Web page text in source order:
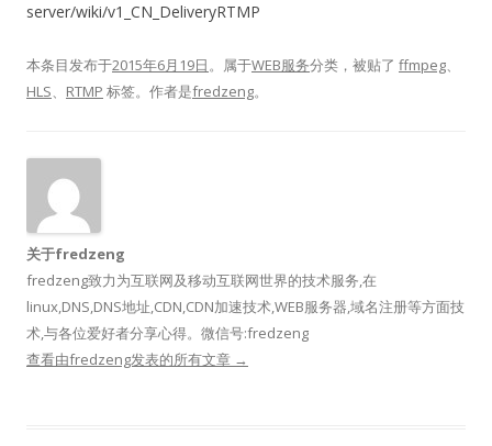
server/wiki/v1_CN_DeliveryRTMP
本条目发布于2015年6月19日。属于WEB服务分类，被贴了 ffmpeg、
HLS、 RTMP 标签。 作者是fredzeng。
关于fredzeng
fredzeng致力为互联网及移动互联网世界的技术服务,在
linux,DNS,DNS地址,CDN,CDN加速技术,WEB服务器,域名注册等方面技
术,与各位爱好者分享心得。微信号:fredzeng
查看由fredzeng发表的所有文章 →